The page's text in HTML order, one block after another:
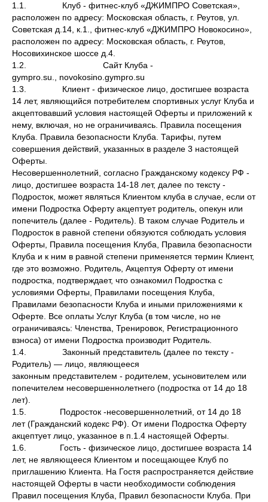
1.1. Клуб - фитнес-клуб «ДЖИМПРО Советская»,
расположен по адресу: Московская область, г. Реутов, ул.
Советская д.14, к.1., фитнес-клуб «ДЖИМПРО Новокосино»,
расположен по адресу: Московская область, г. Реутов,
Носовихинское шоссе д.4.
1.2. Сайт Клуба -
gympro.su., novokosino.gympro.su
1.3. Клиент - физическое лицо, достигшее возраста
14 лет, являющийся потребителем спортивных услуг Клуба и
акцептовавший условия настоящей Оферты и приложений к
нему, включая, но не ограничиваясь. Правила посещения
Клуба. Правила безопасности Клуба. Тарифы, путем
совершения действий, указанных в разделе 3 настоящей
Оферты.
Несовершеннолетний, согласно Гражданскому кодексу РФ -
лицо, достигшее возраста 14-18 лет, далее по тексту -
Подросток, может являться Клиентом клуба в случае, если от
имени Подростка Оферту акцептует родитель, опекун или
попечитель (далее - Родитель). В таком случае Родитель и
Подросток в равной степени обязуются соблюдать условия
Оферты, Правила посещения Клуба, Правила безопасности
Клуба и к ним в равной степени применяется термин Клиент,
где это возможно. Родитель, Акцептуя Оферту от имени
подростка, подтверждает, что ознакомил Подростка с
условиями Оферты, Правилами посещения Клуба,
Правилами безопасности Клуба и иными приложениями к
Оферте. Все оплаты Услуг Клуба (в том числе, но не
ограничиваясь: Членства, Тренировок, Регистрационного
взноса) от имени Подростка производит Родитель.
1.4. Законный представитель (далее по тексту -
Родитель) — лицо, являющееся
законным представителем - родителем, усыновителем или
попечителем несовершеннолетнего (подростка от 14 до 18
лет).
1.5. Подросток -несовершеннолетний, от 14 до 18
лет (Гражданский кодекс РФ). От имени Подростка Оферту
акцептует лицо, указанное в п.1.4 настоящей Оферты.
1.6. Гость - физическое лицо, достигшее возраста 14
лет, не являющееся Клиентом и посещающее Клуб по
приглашению Клиента. На Гостя распространяется действие
настоящей Оферты в части необходимости соблюдения
Правил посещения Клуба, Правил безопасности Клуба. При